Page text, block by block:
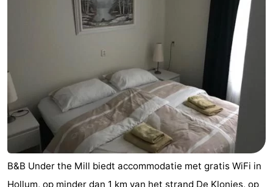
B&B Under the Mill biedt accommodatie met gratis WiFi in
Hollum, op minder dan 1 km van het strand De Klonjes, op